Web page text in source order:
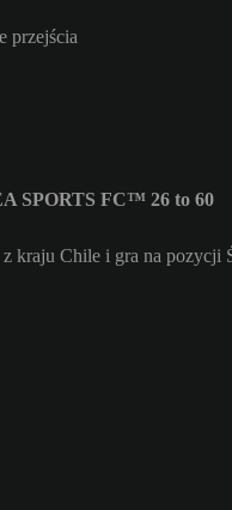
przejścia
SPORTS FC™ 26 to 60
kraju Chile i gra na